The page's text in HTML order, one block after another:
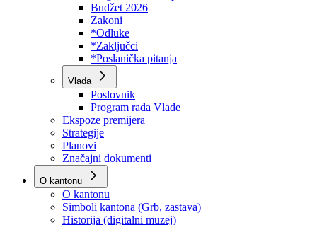
Skupština
Poslovnik
Program rada Skupštine
Budžet 2026
Zakoni
*Odluke
*Zaključci
*Poslanička pitanja
Vlada
Poslovnik
Program rada Vlade
Ekspoze premijera
Strategije
Planovi
Značajni dokumenti
O kantonu